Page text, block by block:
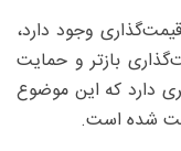
وجود دارد،
بازتر و حمایت
دارد که این موضوع
شده است.